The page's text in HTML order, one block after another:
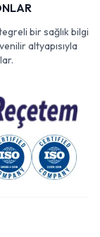
bir sağlık bilgi
altyapısıyla